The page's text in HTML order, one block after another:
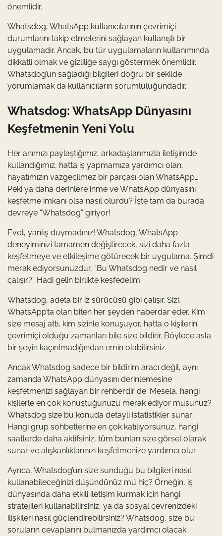
önemlidir.
Whatsdog, WhatsApp kullanıcılarının çevrimiçi
durumlarını takip etmelerini sağlayan kullanışlı bir
uygulamadır. Ancak, bu tür uygulamaların kullanımında
dikkatli olmak ve gizliliğe saygı göstermek önemlidir.
Whatsdog’un sağladığı bilgileri doğru bir şekilde
yorumlamak da kullanıcıların sorumluluğundadır.
Whatsdog: WhatsApp Dünyasını
Keşfetmenin Yeni Yolu
Her anımızı paylaştığımız, arkadaşlarımızla iletişimde
kullandığımız, hatta iş yapmamıza yardımcı olan,
hayatımızın vazgeçilmez bir parçası olan WhatsApp…
Peki ya daha derinlere inme ve WhatsApp dünyasını
keşfetme imkanı olsa nasıl olurdu? İşte tam da burada
devreye “Whatsdog” giriyor!
Evet, yanlış duymadınız! Whatsdog, WhatsApp
deneyiminizi tamamen değiştirecek, sizi daha fazla
keşfetmeye ve etkileşime götürecek bir uygulama. Şimdi
merak ediyorsunuzdur, “Bu Whatsdog nedir ve nasıl
çalışır?” Hadi gelin birlikte keşfedelim.
Whatsdog, adeta bir iz sürücüsü gibi çalışır. Sizi,
WhatsApp’ta olan biten her şeyden haberdar eder. Kim
size mesaj attı, kim sizinle konuşuyor, hatta o kişilerin
çevrimiçi olduğu zamanları bile size bildirir. Böylece asla
bir şeyin kaçırılmadığından emin olabilirsiniz.
Ancak Whatsdog sadece bir bildirim aracı değil, aynı
zamanda WhatsApp dünyasını derinlemesine
keşfetmenizi sağlayan bir rehberdir de. Mesela, hangi
kişilerle en çok konuştuğunuzu merak ediyor musunuz?
Whatsdog size bu konuda detaylı istatistikler sunar.
Hangi grup sohbetlerine en çok katılıyorsunuz, hangi
saatlerde daha aktifsiniz, tüm bunları size görsel olarak
sunar ve alışkanlıklarınızı keşfetmenize yardımcı olur.
Ayrıca, Whatsdog’un size sunduğu bu bilgileri nasıl
kullanabileceğinizi düşündünüz mü hiç? Örneğin, iş
dünyasında daha etkili iletişim kurmak için hangi
stratejileri kullanabilirsiniz, ya da sosyal çevrenizdeki
ilişkileri nasıl güçlendirebilirsiniz? Whatsdog, size bu
soruların cevaplarını bulmanızda yardımcı olacak